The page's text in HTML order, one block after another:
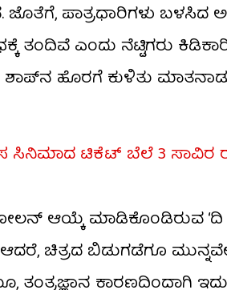
ಪಾತ್ರಧಾರಿಗಳು
ಎಂದು ನೆಟ್ಟಿಗರು
ಹೊರಗೆ ಕುಳಿತು
ಸಿನಿಮಾದ ಟಿಕೆಟ್ ಬೆಲೆ 3
ಆಯ್ಕೆ ಮಾಡಿಕೊಂಡಿರುವ
ಆದರೆ, ಚಿತ್ರದ ಬಿಡುಗಡೆಗೂ
ತಂತ್ರಜ್ಞಾನ ಕಾರಣದಿಂದಾಗಿ